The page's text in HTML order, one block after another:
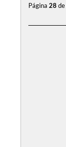
Página 28 de